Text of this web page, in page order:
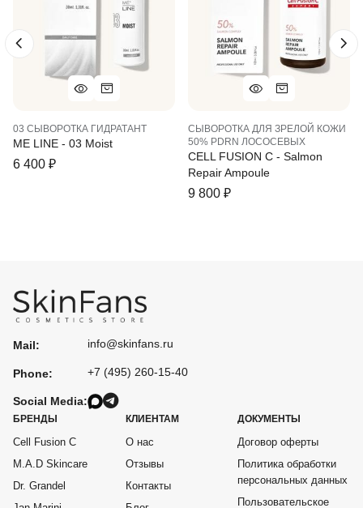
03 СЫВОРОТКА ГИДРАТАНТ
ME LINE - 03 Moist
6 400 ₽
СЫВОРОТКА ДЛЯ ЗРЕЛОЙ КОЖИ
50% PDRN ЛОСОСЕВЫХ
CELL FUSION C - Salmon
Rеpair Ampoule
9 800 ₽
Mail:
Phone:
Social Media:
info@skinfans.ru
+7 (495) 260-15-40
БРЕНДЫ
Cell Fusion C
M.A.D Skincare
Dr. Grandel
КЛИЕНТАМ
О нас
Отзывы
Контакты
ДОКУМЕНТЫ
Договор оферты
Политика обработки
персональных данных
Пользовательское